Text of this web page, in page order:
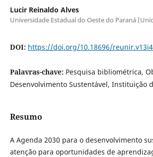
Lucir Reinaldo Alves
Universidade Estadual do Oeste do Paraná
DOI: https://doi.org/10.18696/
Palavras-chave: Pesquisa bibliométrica,
Desenvolvimento Sustentável, Instituição
Resumo
A Agenda 2030 para o desenvolvimento
atenção para oportunidades de